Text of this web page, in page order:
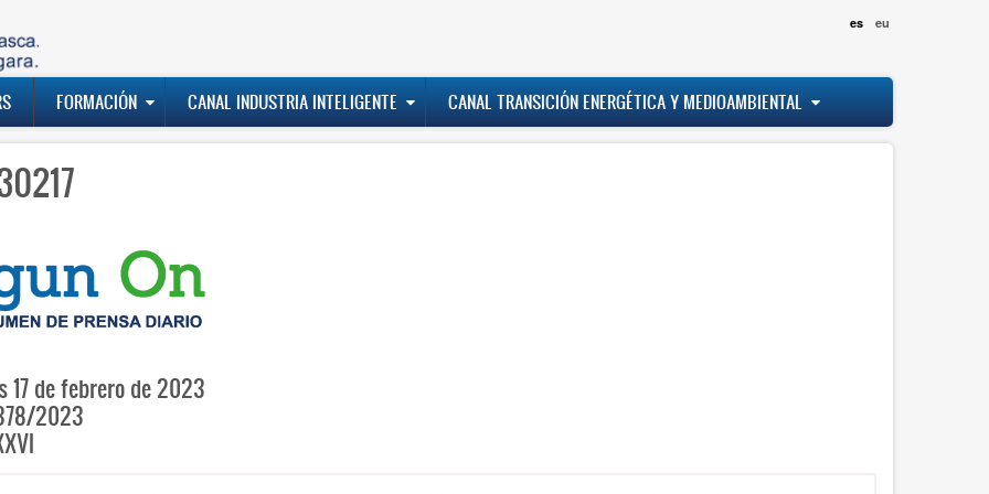
es eu
FORMACIÓN CANAL INDUSTRIA INTELIGENTE CANAL TRANSICIÓN ENERGÉTICA Y MEDIOAMBIENTAL
17 de febrero de 2023
2023